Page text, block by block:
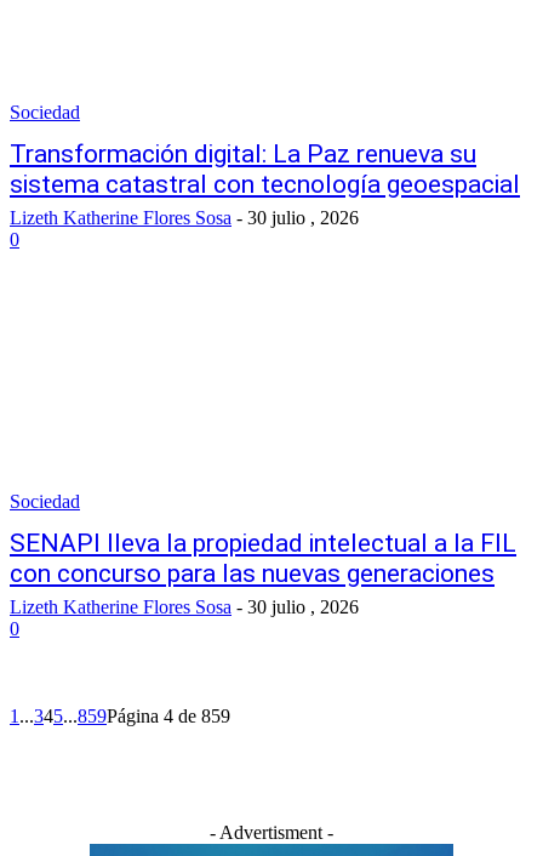
Sociedad
Transformación digital: La Paz renueva su
sistema catastral con tecnología geoespacial
Lizeth Katherine Flores Sosa - 30 julio , 2026
0
Sociedad
SENAPI lleva la propiedad intelectual a la FIL
con concurso para las nuevas generaciones
Lizeth Katherine Flores Sosa - 30 julio , 2026
0
1 ...345...859Página 4 de 859
- Advertisment -